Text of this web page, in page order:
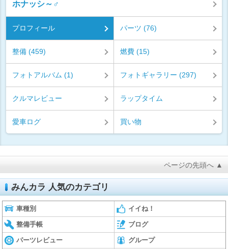
ホナッシ～♂
プロフィール パーツ (76)
整備 (459) 燃費 (15)
フォトアルバム (1) フォトギャラリー (297)
クルマレビュー ラップタイム
愛車ログ 買い物
ページの先頭へ ▲
みんカラ 人気のカテゴリ
車種別 イイね！
整備手帳 ブログ
パーツレビュー グループ